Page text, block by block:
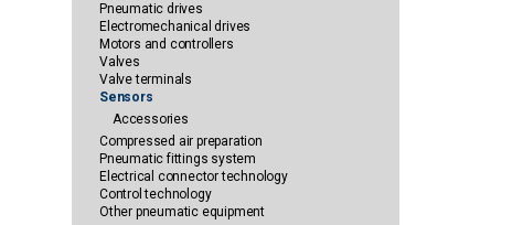
Pneumatic drives
Electromechanical drives
Motors and controllers
Valves
Valve terminals
Sensors
Accessories
Compressed air preparation
Pneumatic fittings system
Electrical connector technology
Control technology
Other pneumatic equipment